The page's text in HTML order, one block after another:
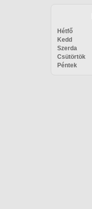
Hétfő
Kedd
Szerda
Csütörtök
Péntek